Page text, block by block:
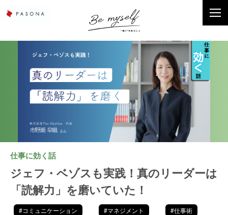
仕事に効く話
ジェフ・ベゾスも実践！真のリーダーは
「読解力」を磨いていた！
#コミュニケーション #マネジメント #仕事術